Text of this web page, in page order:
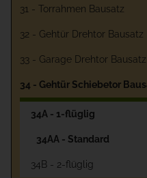
31 - Torrahmen Bausatz
32 - Gehtür Drehtor Bausatz
33 - Garage Drehtor Bausatz
34 - Gehtür Schiebetor
34A - 1-flüglig
34AA - Standard
34B - 2-flüglig